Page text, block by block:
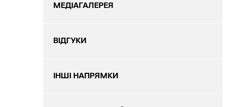
МЕДІАГАЛЕРЕЯ
ВІДГУКИ
ІНШІ НАПРЯМКИ